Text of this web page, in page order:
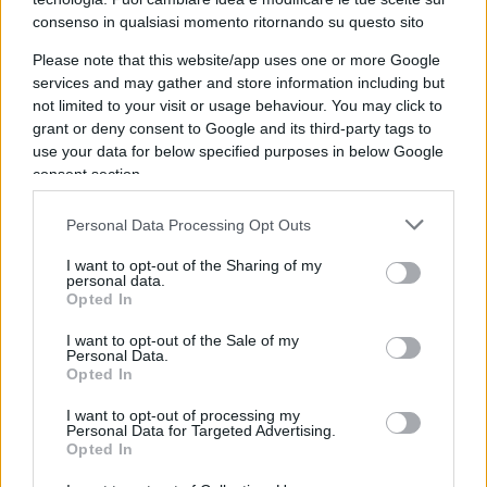
consenso in qualsiasi momento ritornando su questo sito
Please note that this website/app uses one or more Google
services and may gather and store information including but
not limited to your visit or usage behaviour. You may click to
grant or deny consent to Google and its third-party tags to
use your data for below specified purposes in below Google
consent section.
Personal Data Processing Opt Outs
I want to opt-out of the Sharing of my
personal data.
Opted In
I want to opt-out of the Sale of my
Personal Data.
Opted In
I want to opt-out of processing my
Personal Data for Targeted Advertising.
Opted In
aree ormai spopolate – continua a deteriorarsi e
in casi sempre crescenti addirittura a divenire
fatiscente. Occorre salvare quella che dovrebbe
essere considerata a tutti gli effetti una risorsa
nazionale. Servono politiche capaci di intervenire
su più fronti, dalle infrastrutture alla rigenerazione
territori.